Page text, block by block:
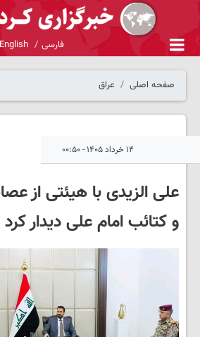
فارسی English
صفحه اصلی عراق
۱۴ خرداد ۱۴۰۵ - ۰۰:۵۰
علی الزیدی با هیئتی از
و کتائب امام علی دیدار کرد